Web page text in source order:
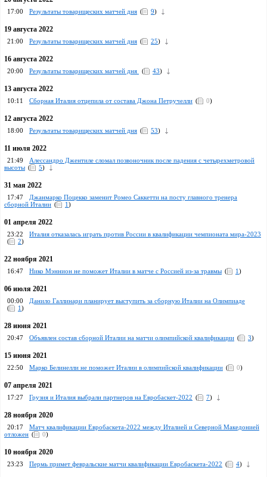
17:00 Результаты товарищеских матчей дня ( 9)
19 августа 2022
21:00 Результаты товарищеских матчей дня ( 25)
16 августа 2022
20:00 Результаты товарищеских матчей дня ( 43)
13 августа 2022
10:11 Сборная Италия отцепила от состава Джона Петручелли ( 0)
12 августа 2022
18:00 Результаты товарищеских матчей дня ( 53)
11 июля 2022
21:49
Алессандро Джентиле сломал позвоночник после падения с четырехметровой
высоты ( 5)
31 мая 2022
17:47
Джанмарко Поцекко заменит Ромео Саккетти на посту главного тренера
сборной Италии ( 1)
01 апреля 2022
23:22
Италия отказалась играть против России в квалификации чемпионата мира-2023
(
2)
22 ноября 2021
16:47 Нико Мэннион не поможет Италии в матче с Россией из-за травмы ( 1)
06 июля 2021
00:00
Данило Галлинари планирует выступить за сборную Италии на Олимпиаде
(
1)
28 июня 2021
20:47 Объявлен состав сборной Италии на матчи олимпийской квалификации ( 3)
15 июня 2021
22:50 Марко Белинелли не поможет Италии в олимпийской квалификации ( 0)
07 апреля 2021
17:27 Грузия и Италия выбрали партнеров на Евробаскет-2022 ( 7)
28 ноября 2020
20:17
Матч квалификации Евробаскета-2022 между Италией и Северной Македонией
отложен ( 0)
10 ноября 2020
23:23 Пермь примет февральские матчи квалификации Евробаскета-2022 ( 4)